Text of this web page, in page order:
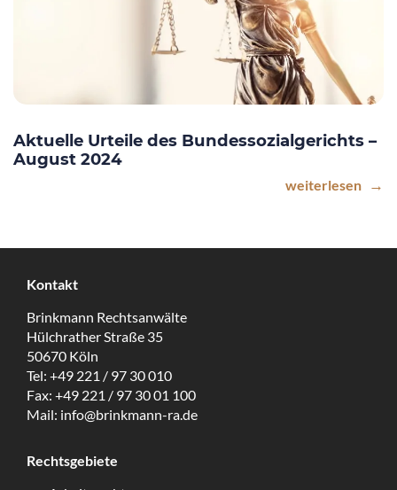
Aktuelle Urteile des Bundessozialgerichts –
August 2024
weiterlesen
Kontakt
Brinkmann Rechtsanwälte
Hülchrather Straße 35
50670 Köln
Tel: +49 221 / 97 30 010
Fax: +49 221 / 97 30 01 100
Mail: info@brinkmann-ra.de
Rechtsgebiete